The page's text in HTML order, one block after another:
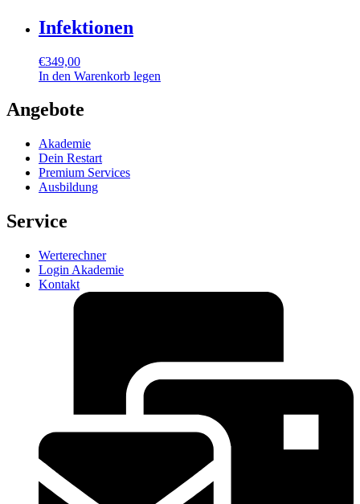
Infektionen
€349,00
In den Warenkorb legen
Angebote
Akademie
Dein Restart
Premium Services
Ausbildung
Service
Werterechner
Login Akademie
Kontakt